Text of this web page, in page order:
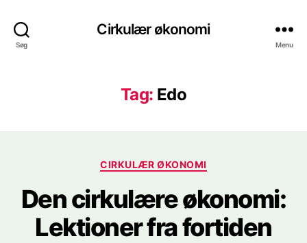
Søg
Cirkulær økonomi
Menu
Tag: Edo
Kategorier
CIRKULÆR ØKONOMI
Den cirkulære økonomi:
Lektioner fra fortiden